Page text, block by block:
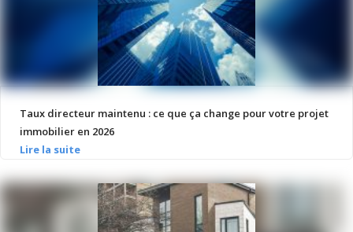
Taux directeur maintenu : ce que ça change pour votre projet
immobilier en 2026